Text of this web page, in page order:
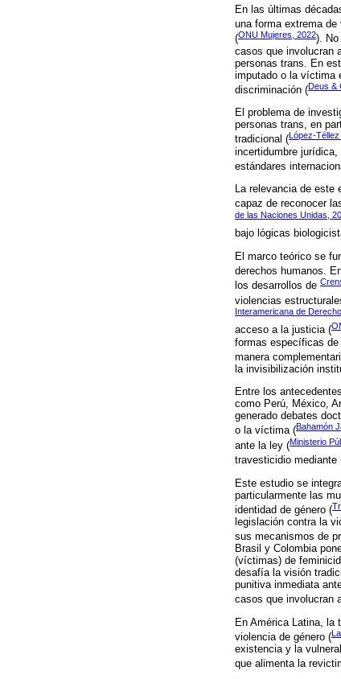
En las últimas
una forma extrema
(ONU Mujeres, 2022).
casos que involucran
personas trans. En
imputado o la víctima
discriminación (Deus &
El problema de
personas trans, en
tradicional (López-
incertidumbre
estándares
La relevancia de este
capaz de reconocer
de las Naciones Unidas,
bajo lógicas
El marco teórico se
derechos humanos.
los desarrollos de
violencias
Interamericana de
acceso a la justicia (
formas específicas
manera
la invisibilización
Entre los
como Perú, México,
generado debates
o la víctima (Bahamón
ante la ley (Ministerio
travesticidio mediante
Este estudio se
particularmente las
identidad de género (
legislación contra la
sus mecanismos de
Brasil y Colombia
(víctimas) de
desafía la visión
punitiva inmediata
casos que involucran
En América Latina, la
violencia de género (
existencia y la
que alimenta la